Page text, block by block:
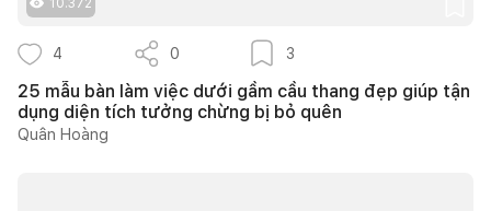
10.372
4 0 3
25 mẫu bàn làm việc dưới gầm cầu thang đẹp giúp tận
dụng diện tích tưởng chừng bị bỏ quên
Quân Hoàng